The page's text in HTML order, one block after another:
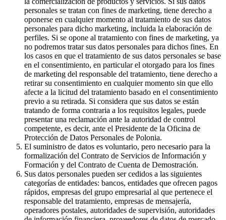
personales se tratan con fines de marketing, tiene derecho a
oponerse en cualquier momento al tratamiento de sus datos
personales para dicho marketing, incluida la elaboración de
perfiles. Si se opone al tratamiento con fines de marketing, ya
no podremos tratar sus datos personales para dichos fines. En
los casos en que el tratamiento de sus datos personales se base
en el consentimiento, en particular el otorgado para los fines
de marketing del responsable del tratamiento, tiene derecho a
retirar su consentimiento en cualquier momento sin que ello
afecte a la licitud del tratamiento basado en el consentimiento
previo a su retirada. Si considera que sus datos se están
tratando de forma contraria a los requisitos legales, puede
presentar una reclamación ante la autoridad de control
competente, es decir, ante el Presidente de la Oficina de
Protección de Datos Personales de Polonia.
El suministro de datos es voluntario, pero necesario para la
formalización del Contrato de Servicios de Información y
Formación y del Contrato de Cuenta de Demostración.
Sus datos personales pueden ser cedidos a las siguientes
categorías de entidades: bancos, entidades que ofrecen pagos
rápidos, empresas del grupo empresarial al que pertenece el
responsable del tratamiento, empresas de mensajería,
operadores postales, autoridades de supervisión, autoridades